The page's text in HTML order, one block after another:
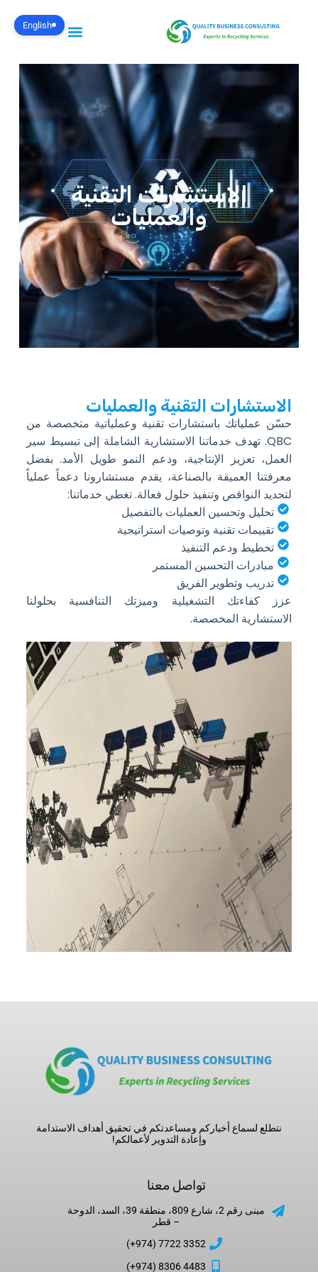
English
الاستشارات التقنية
والعمليات
الاستشارات التقنية والعمليات
حسّن عملياتك باستشارات تقنية وعملياتية متخصصة من
QBC. تهدف خدماتنا الاستشارية الشاملة إلى تبسيط سير
العمل، تعزيز الإنتاجية، ودعم النمو طويل الأمد. بفضل
معرفتنا العميقة بالصناعة، يقدم مستشارونا دعماً عملياً
لتحديد النواقص وتنفيذ حلول فعالة. تغطي خدماتنا:
تحليل وتحسين العمليات بالتفصيل
تقييمات تقنية وتوصيات استراتيجية
تخطيط ودعم التنفيذ
مبادرات التحسين المستمر
تدريب وتطوير الفريق
عزز كفاءتك التشغيلية وميزتك التنافسية بحلولنا
الاستشارية المخصصة.
نتطلع لسماع أخباركم ومساعدتكم في تحقيق أهداف الاستدامة
وإعادة التدوير لأعمالكم!
تواصل معنا
مبنى رقم 2، شارع 809، منطقة 39، السد، الدوحة
– قطر
3352 7722 (974+)
4483 8306 (974+)